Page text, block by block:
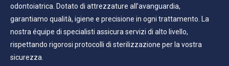
odontoiatrica. Dotato di attrezzature all’avanguardia,
garantiamo qualità, igiene e precisione in ogni trattamento. La
nostra équipe di specialisti assicura servizi di alto livello,
rispettando rigorosi protocolli di sterilizzazione per la vostra
sicurezza.